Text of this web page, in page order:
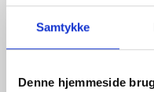
Samtykke
Denne hjemmeside
LÆS MERE »